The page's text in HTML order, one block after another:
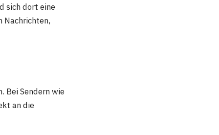
sich dort eine
Nachrichten,
Bei Sendern wie
an die